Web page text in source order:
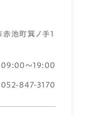
池町箕ノ手1
09:00～19:00
052-847-3170